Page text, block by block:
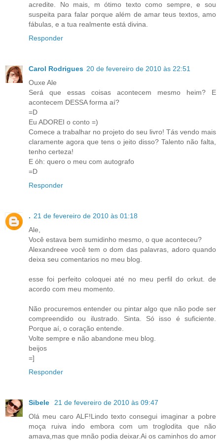
acredite. No mais, m ótimo texto como sempre, e sou
suspeita para falar porque além de amar teus textos, amo
fábulas, e a tua realmente está divina.
Responder
Carol Rodrigues 20 de fevereiro de 2010 às 22:51
Ouxe Ale
Será que essas coisas acontecem mesmo heim? E
acontecem DESSA forma aí?
=D
Eu ADOREI o conto =)
Comece a trabalhar no projeto do seu livro! Tás vendo mais
claramente agora que tens o jeito disso? Talento não falta,
tenho certeza!
E óh: quero o meu com autografo
=D
Responder
. 21 de fevereiro de 2010 às 01:18
Ale,
Você estava bem sumidinho mesmo, o que aconteceu?
Alexandreee você tem o dom das palavras, adoro quando
deixa seu comentarios no meu blog.
esse foi perfeito coloquei até no meu perfil do orkut. de
acordo com meu momento.
Não procuremos entender ou pintar algo que não pode ser
compreendido ou ilustrado. Sinta. Só isso é suficiente.
Porque aí, o coração entende.
Volte sempre e não abandone meu blog.
beijos
=]
Responder
Sibele
21 de fevereiro de 2010 às 09:47
Olá meu caro ALF!Lindo texto consegui imaginar a pobre
moça ruiva indo embora com um troglodita que não
amava,mas que mnão podia deixar.Ai os caminhos do amor